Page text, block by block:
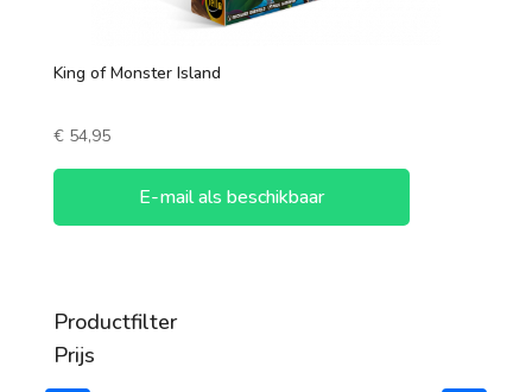
King of Monster Island
€54,95
E-mail als beschikbaar
Productfilter
Prijs